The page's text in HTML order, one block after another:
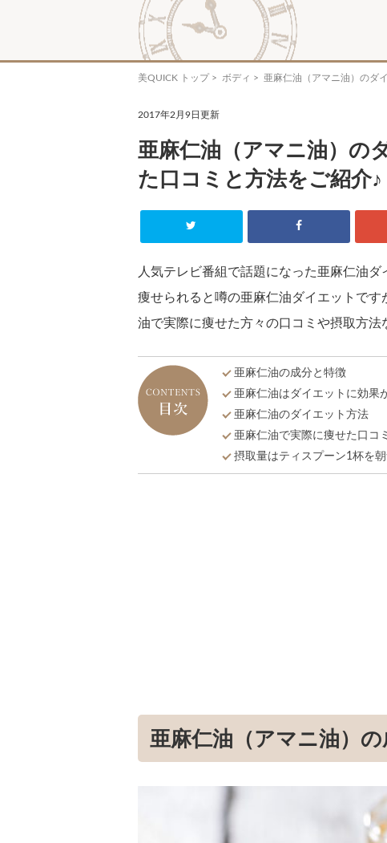
美QUICK トップ> ボディ > 亜麻仁油（アマニ油）のダ
2017年2月9日更新
亜麻仁油（アマニ油）の
た口コミと方法をご紹介♪
人気テレビ番組で話題になった亜麻仁油
痩せられると噂の亜麻仁油ダイエットで
油で実際に痩せた方々の口コミや摂取方法
亜麻仁油の成分と特徴
亜麻仁油はダイエットに効果
亜麻仁油のダイエット方法
亜麻仁油で実際に痩せた口コ
摂取量はティスプーン1杯を
亜麻仁油（アマニ油）